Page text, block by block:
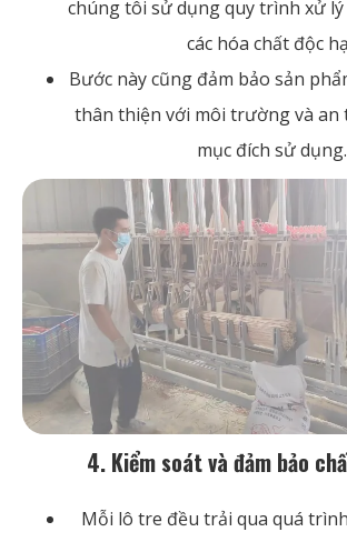
chúng tôi sử dụng quy trình xử
các hóa chất độc
Bước này cũng đảm bảo sản
thân thiện với môi trường và an
mục đích sử dụng.
4. Kiểm soát và đảm bảo
Mỗi lô tre đều trải qua quá